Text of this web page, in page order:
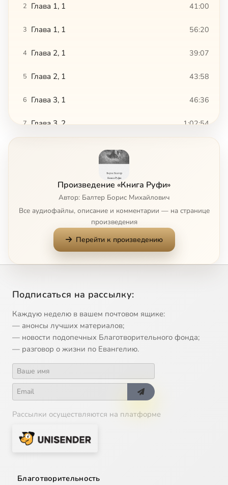
2 Глава 1, 1 41:00
3 Глава 1, 1 56:20
4 Глава 2, 1 39:07
5 Глава 2, 1 43:58
6 Глава 3, 1 46:36
7 Глава 3, 2 1:02:54
Произведение «Книга Руфи»
Автор: Балтер Борис Михайлович
Все аудиофайлы, описание и комментарии — на странице
произведения
Перейти к произведению
Подписаться на рассылку:
Каждую неделю в вашем почтовом ящике:
— анонсы лучших материалов;
— новости подопечных Благотворительного фонда;
— разговор о жизни по Евангелию.
Рассылки осуществляются на платформе
Благотворительность